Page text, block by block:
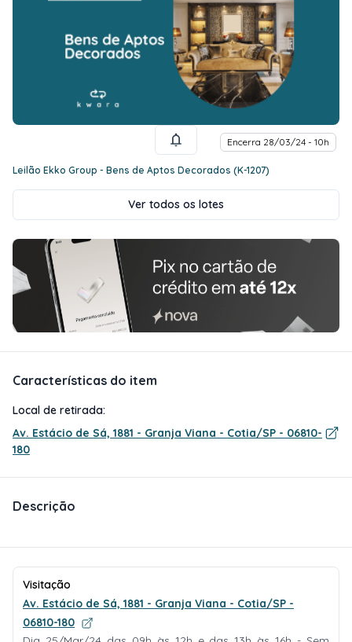
Encerra 28/03/24 - 10h
Leilão Ekko Group - Bens de Aptos Decorados (K-1207)
Ver todos os lotes
Características do item
Local de retirada:
Av. Estácio de Sá, 1881 - Granja Viana - Cotia/SP - 06810-
180
Descrição
Visitação
Av. Estácio de Sá, 1881 - Granja Viana - Cotia/SP -
06810-180